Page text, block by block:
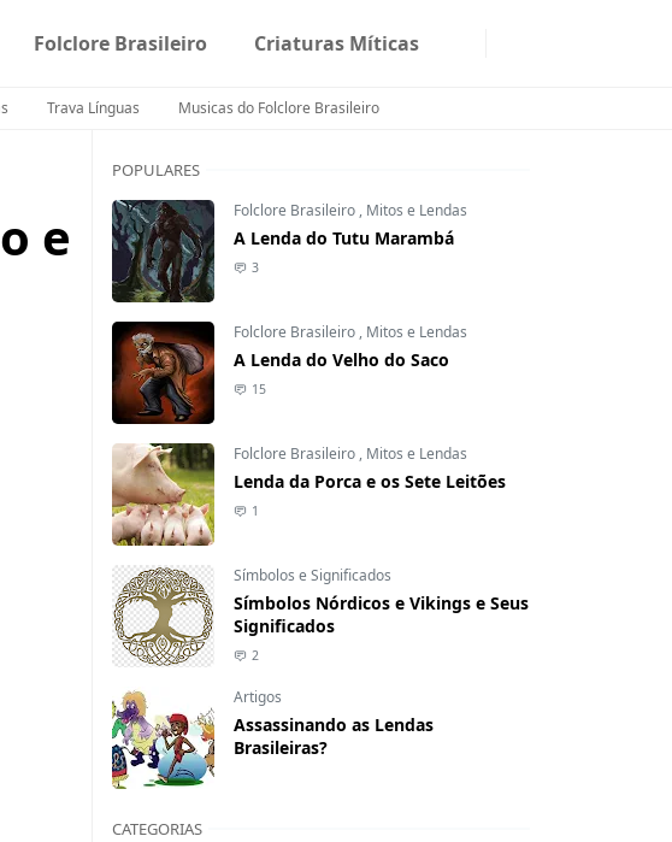
Folclore Brasileiro Criaturas Míticas
Trava Línguas Musicas do Folclore Brasileiro
e
POPULARES
Folclore Brasileiro , Mitos e Lendas
A Lenda do Tutu Marambá
3
Folclore Brasileiro , Mitos e Lendas
A Lenda do Velho do Saco
15
Folclore Brasileiro , Mitos e Lendas
Lenda da Porca e os Sete Leitões
1
Símbolos e Significados
Símbolos Nórdicos e Vikings e Seus
Significados
2
Artigos
Assassinando as Lendas
Brasileiras?
CATEGORIAS